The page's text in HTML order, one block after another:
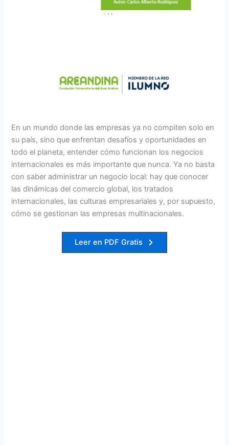
En un mundo donde las empresas ya no compiten solo en
su país, sino que enfrentan desafíos y oportunidades en
todo el planeta, entender cómo funcionan los negocios
internacionales es más importante que nunca. Ya no basta
con saber administrar un negocio local: hay que conocer
las dinámicas del comercio global, los tratados
internacionales, las culturas empresariales y, por supuesto,
cómo se gestionan las empresas multinacionales.
Leer en PDF Gratis